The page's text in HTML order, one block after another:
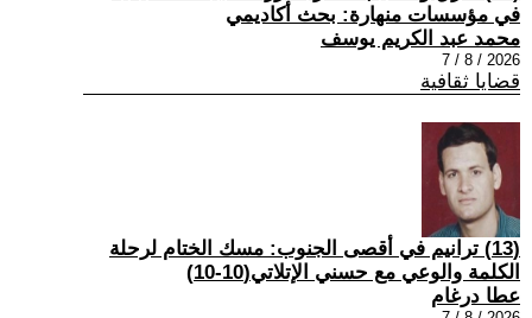
في مؤسسات منهارة: بحث أكاديمي
محمد عبد الكريم يوسف
2026 / 8 / 7
قضايا ثقافية
(13) ترانيم في أقصى الجنوب: مسك الختام لرحلة
الكلمة والوعي مع حسني الإتلاتي(10-10)
عطا درغام